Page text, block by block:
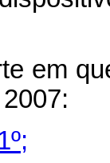
em